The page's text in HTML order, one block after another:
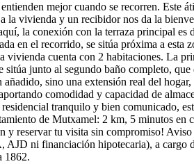
mejor cuando se recorren. Este
la vivienda y un recibidor nos da la
la conexión con la terraza principal
en el recorrido, se sitúa próxima a esta
cuenta con 2 habitaciones. La
junto al segundo baño completo,
sino una extensión real del
comodidad y capacidad de
tranquilo y bien comunicado,
de Mutxamel: 2 km, 5 minutos en
y reservar tu visita sin compromiso!
ni financiación hipotecaria), a cargo
1862.